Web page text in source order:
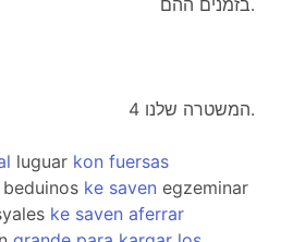
בזמנים ההם.
המשטרה שלנו 4.
luguar kon fuersas
beduinos ke saven egzeminar
ke saven aferrar